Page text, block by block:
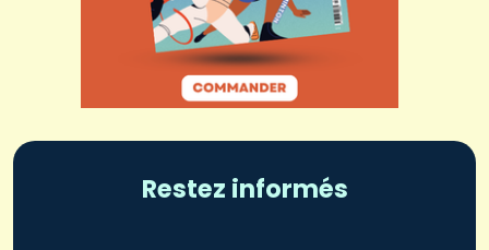
Restez informés